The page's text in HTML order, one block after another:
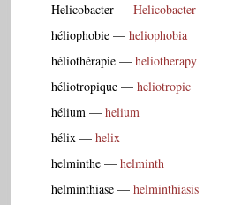
Helicobacter — Helicobacter
héliophobie — heliophobia
héliothérapie — heliotherapy
héliotropique — heliotropic
hélium — helium
hélix — helix
helminthe — helminth
helminthiase — helminthiasis